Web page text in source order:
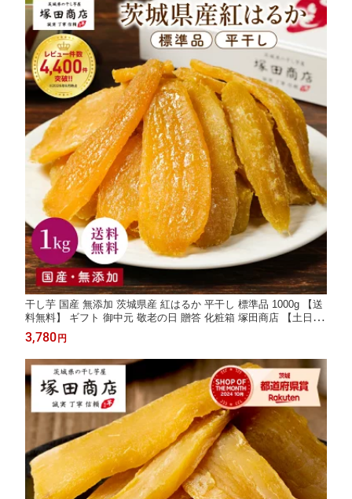
干し芋 国産 無添加 茨城県産 紅はるか 平干し 標準品 1000g 【送
料無料】 ギフト 御中元 敬老の日 贈答 化粧箱 塚田商店 【土日祝
出荷】 干しいも ほしいも さつまいも 和菓子 スイーツ おやつ お
取り寄せ プレゼント
3,780円